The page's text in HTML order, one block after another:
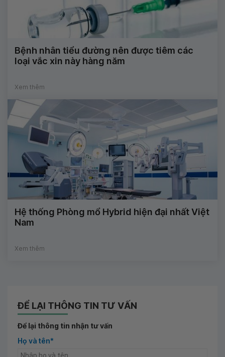
Bệnh nhân tiểu đường nên được tiêm các
loại vắc xin này hàng năm
Xem thêm
Hệ thống Phòng mổ Hybrid hiện đại nhất Việt
Nam
Xem thêm
ĐỂ LẠI THÔNG TIN TƯ VẤN
Để lại thông tin nhận tư vấn
Họ và tên*